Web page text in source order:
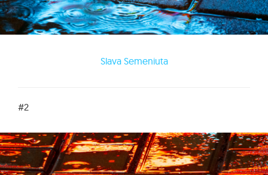
Slava Semeniuta
#2